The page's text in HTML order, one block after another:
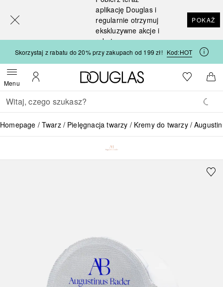
aplikację Douglas i
regularnie otrzymuj
ekskluzywne akcje i
rabaty
POKAŻ
Skorzystaj z rabatu do 20% przy zakupach od 199 zł! Kod:HOT
MenuOtwórz menuMoje konto
Strona główna Douglas
Do listyDo
Wracać
Wykonaj wyszukiwanie
Homepage Twarz Pielęgnacja twarzy Kremy do twarzy
[navigation.slideout.screenreader]